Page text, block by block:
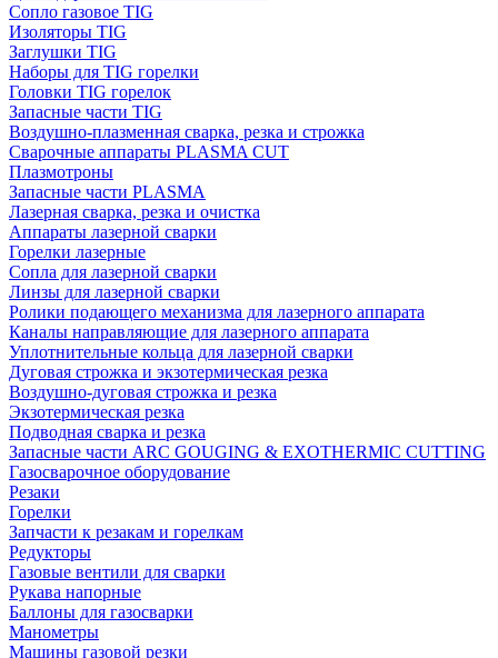
Сопло газовое TIG
Изоляторы TIG
Заглушки TIG
Наборы для TIG горелки
Головки TIG горелок
Запасные части TIG
Воздушно-плазменная сварка, резка и строжка
Сварочные аппараты PLASMA CUT
Плазмотроны
Запасные части PLASMA
Лазерная сварка, резка и очистка
Аппараты лазерной сварки
Горелки лазерные
Сопла для лазерной сварки
Линзы для лазерной сварки
Ролики подающего механизма для лазерного аппарата
Каналы направляющие для лазерного аппарата
Уплотнительные кольца для лазерной сварки
Дуговая строжка и экзотермическая резка
Воздушно-дуговая строжка и резка
Экзотермическая резка
Подводная сварка и резка
Запасные части ARC GOUGING & EXOTHERMIC CUTTING
Газосварочное оборудование
Резаки
Горелки
Запчасти к резакам и горелкам
Редукторы
Газовые вентили для сварки
Рукава напорные
Баллоны для газосварки
Манометры
Машины газовой резки